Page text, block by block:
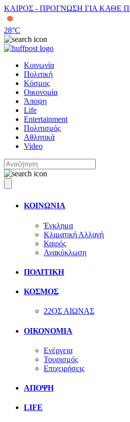
ΚΑΙΡΟΣ - ΠΡΟΓΝΩΣΗ ΓΙΑ ΚΑΘΕ
28°C
Κοινωνία
Πολιτική
Κόσμος
Οικονομία
Άποψη
Life
Entertainment
Πολιτισμός
Αθλητικά
Video
ΚΟΙΝΩΝΙΑ
Έγκλημα
Κλιματική Αλλαγή
Καιρός
Ανακύκλωση
ΠΟΛΙΤΙΚΗ
ΚΟΣΜΟΣ
22ΟΣ ΑΙΩΝΑΣ
ΟΙΚΟΝΟΜΙΑ
Ενέργεια
Τουρισμός
Επιχειρήσεις
ΑΠΟΨΗ
LIFE